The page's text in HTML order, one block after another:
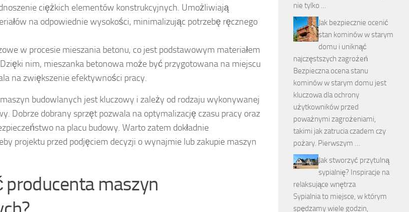
ciężkich elementów konstrukcyjnych. Umożliwiają
na odpowiednie wysokości, minimalizując potrzebę ręcznego
w procesie mieszania betonu, co jest podstawowym materiałem
nim, mieszanka betonowa może być przygotowana na miejscu
na zwiększenie efektywności pracy.
budowlanych jest kluczowy i zależy od rodzaju wykonywanej
Dobrze dobrany sprzęt pozwala na optymalizację czasu pracy oraz
na placu budowy. Warto zatem dokładnie
projektu przed podjęciem decyzji o wynajmie lub zakupie maszyn
producenta maszyn
nie tylko …
Jak bezpiecznie ocenić
stan kominów w starym
domu i uniknąć
najczęstszych zagrożeń
Bezpieczna ocena stanu
kominów w starym domu jest
kluczowa dla ochrony
użytkowników przed
poważnymi zagrożeniami,
takimi jak zatrucia czadem czy
pożary. Pierwszym …
Jak stworzyć przytulną
sypialnię? Inspiracje na
relaksujące wnętrza
Sypialnia to miejsce, w którym
spędzamy wiele godzin,